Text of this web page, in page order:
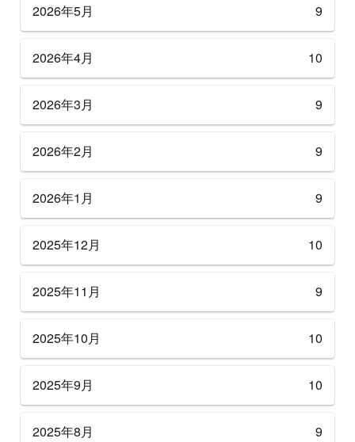
2026年5月 9
2026年4月 10
2026年3月 9
2026年2月 9
2026年1月 9
2025年12月 10
2025年11月 9
2025年10月 10
2025年9月 10
2025年8月 9